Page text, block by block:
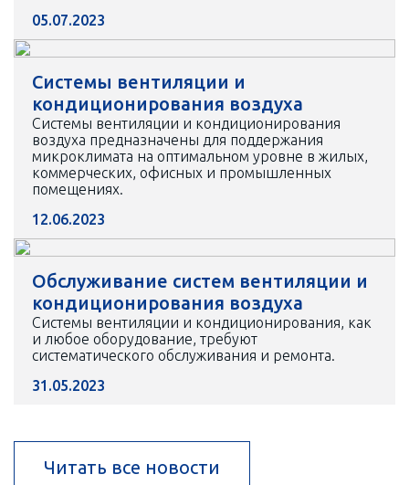
05.07.2023
Системы вентиляции и
кондиционирования воздуха
Системы вентиляции и кондиционирования
воздуха предназначены для поддержания
микроклимата на оптимальном уровне в жилых,
коммерческих, офисных и промышленных
помещениях.
12.06.2023
Обслуживание систем вентиляции и
кондиционирования воздуха
Системы вентиляции и кондиционирования, как
и любое оборудование, требуют
систематического обслуживания и ремонта.
31.05.2023
Читать все новости